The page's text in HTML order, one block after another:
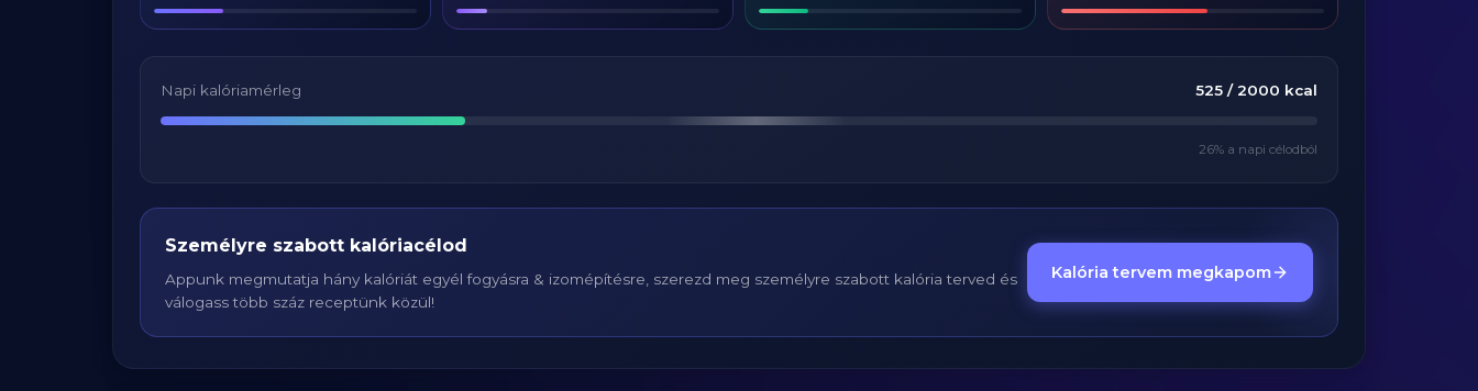
Napi kalóriamérleg 525 / 2000 kcal
26% a napi célodból
Személyre szabott kalóriacélod
Appunk megmutatja hány kalóriát egyél fogyásra & izomépítésre, szerezd meg személyre szabott kalória terved és
válogass több száz receptünk közül!
Kalória tervem megkapom